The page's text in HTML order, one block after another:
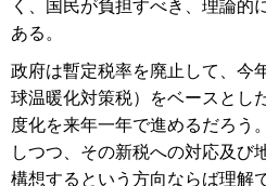
く、国民が負担すべき、理論的
ある。
政府は暫定税率を廃止して、今
球温暖化対策税）をベースとし
度化を来年一年で進めるだろう
しつつ、その新税への対応及び
構想するという方向ならば理解